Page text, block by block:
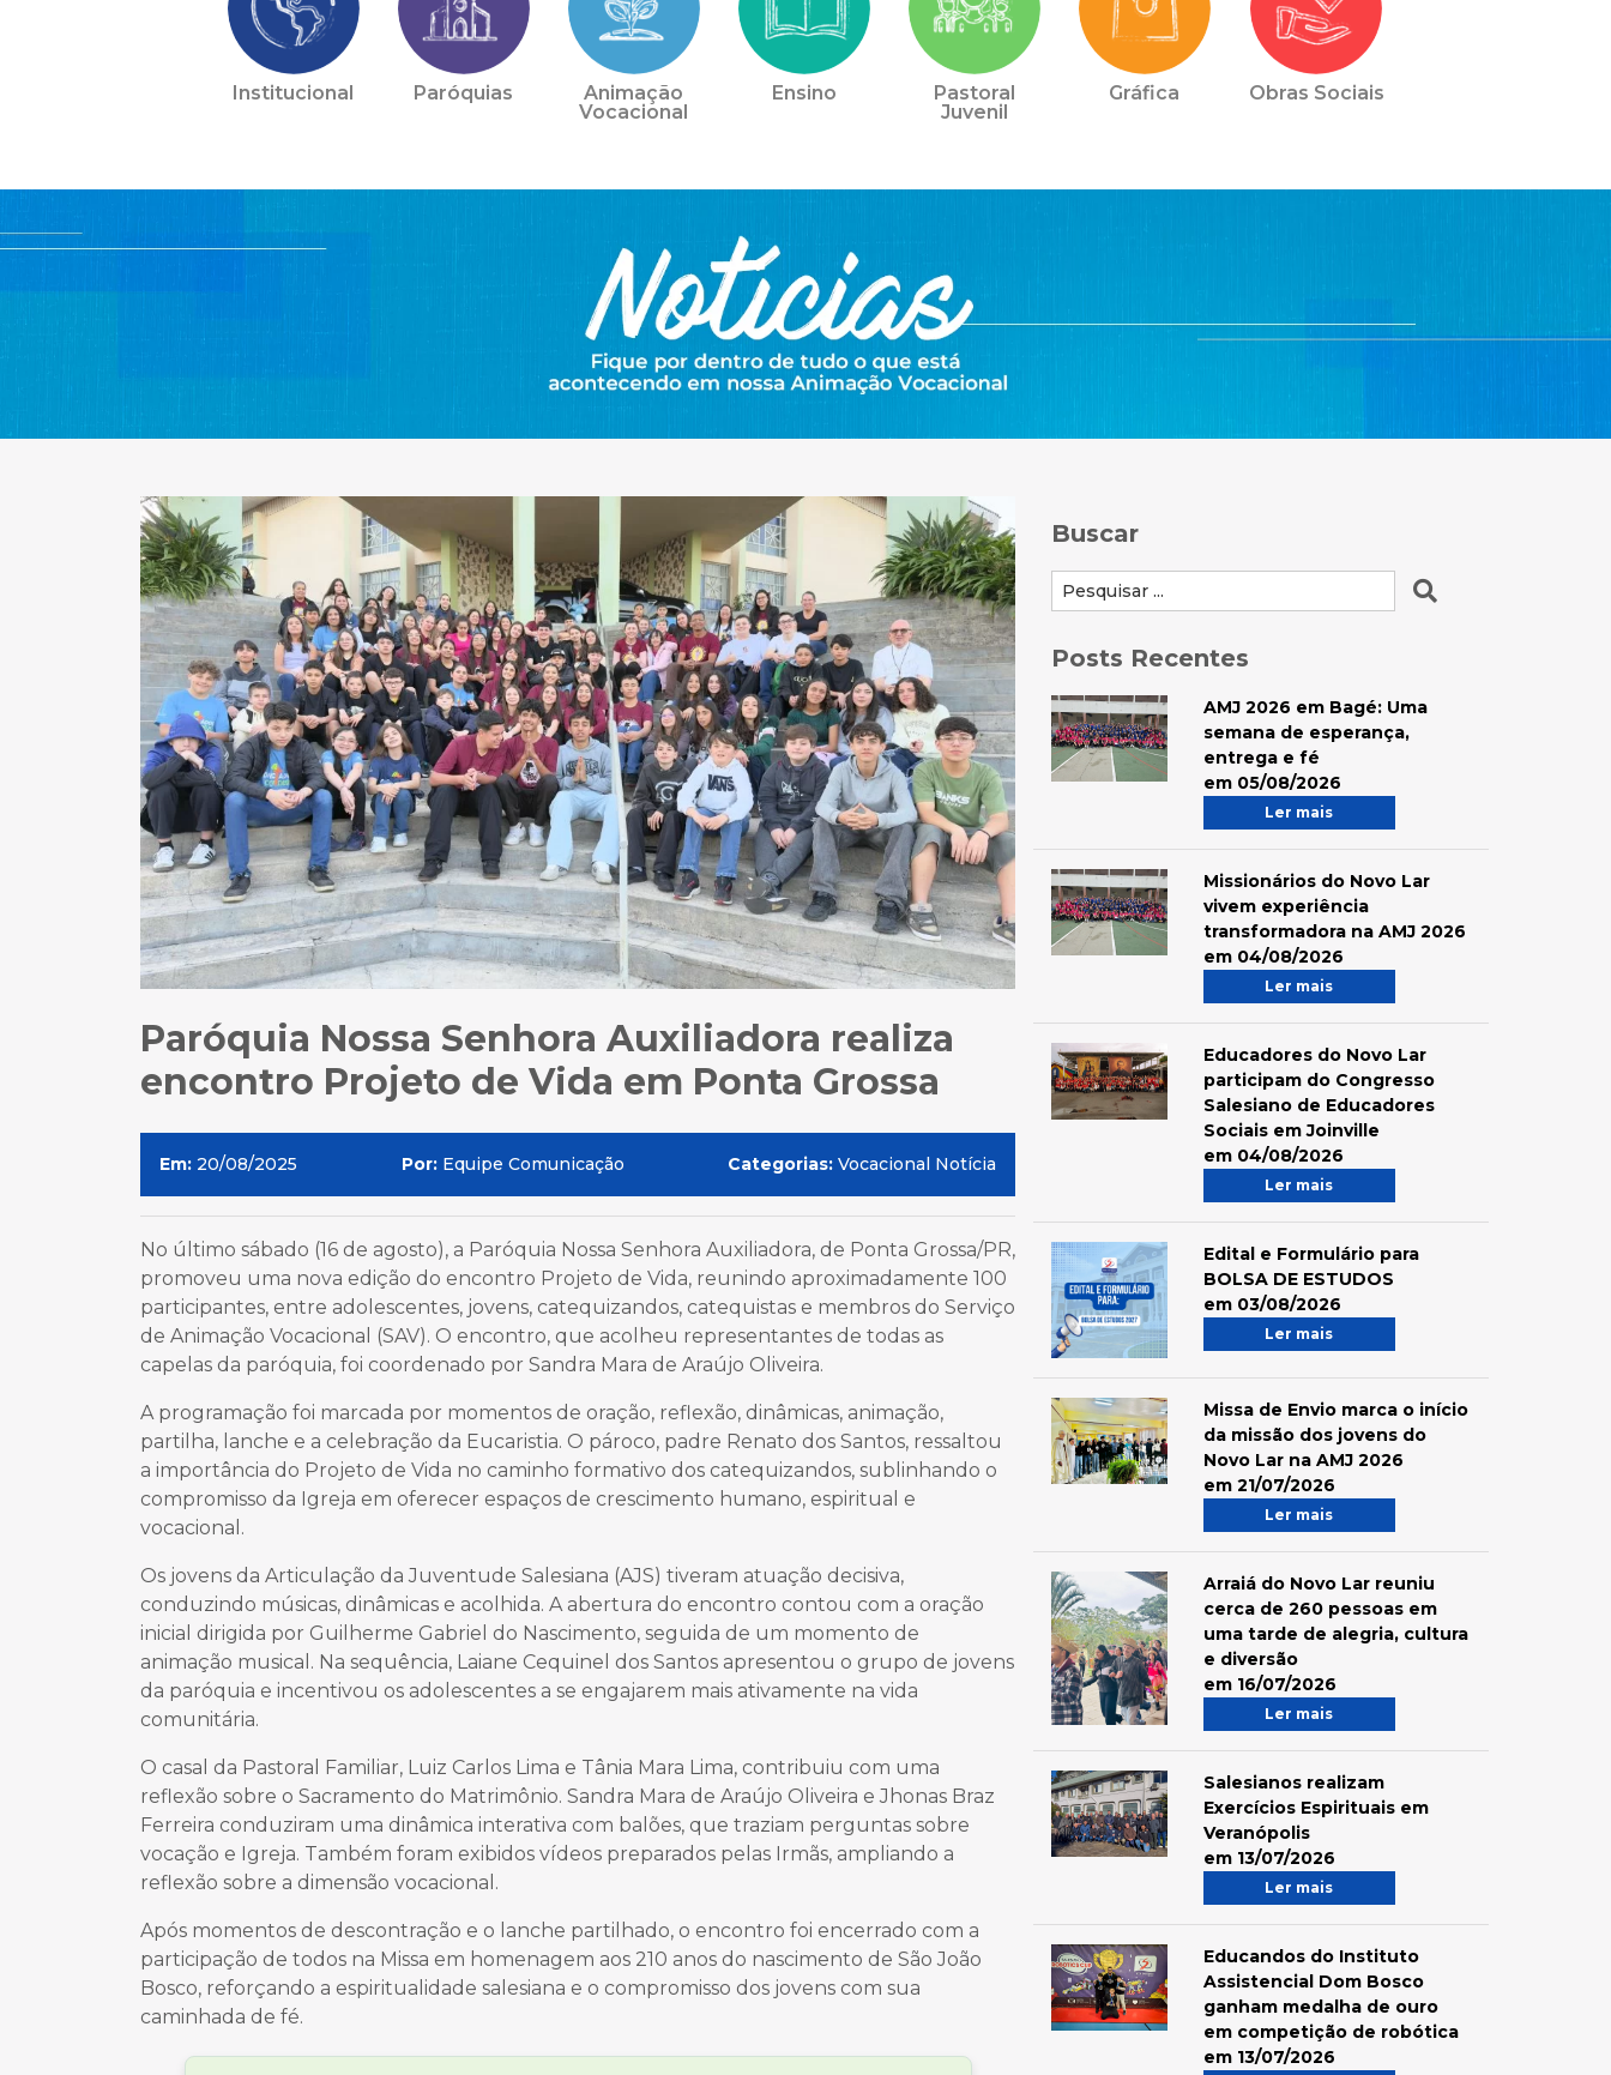
Institucional Paróquias
Animação
Vocacional
Ensino
Pastoral
Juvenil
Gráfica Obras Sociais
Paróquia Nossa Senhora Auxiliadora realiza
encontro Projeto de Vida em Ponta Grossa
Em: 20/08/2025 Por: Equipe Comunicação Categorias: Vocacional Notícia
No último sábado (16 de agosto), a Paróquia Nossa Senhora Auxiliadora, de Ponta Grossa/PR,
promoveu uma nova edição do encontro Projeto de Vida, reunindo aproximadamente 100
participantes, entre adolescentes, jovens, catequizandos, catequistas e membros do Serviço
de Animação Vocacional (SAV). O encontro, que acolheu representantes de todas as
capelas da paróquia, foi coordenado por Sandra Mara de Araújo Oliveira.
A programação foi marcada por momentos de oração, reflexão, dinâmicas, animação,
partilha, lanche e a celebração da Eucaristia. O pároco, padre Renato dos Santos, ressaltou
a importância do Projeto de Vida no caminho formativo dos catequizandos, sublinhando o
compromisso da Igreja em oferecer espaços de crescimento humano, espiritual e
vocacional.
Os jovens da Articulação da Juventude Salesiana (AJS) tiveram atuação decisiva,
conduzindo músicas, dinâmicas e acolhida. A abertura do encontro contou com a oração
inicial dirigida por Guilherme Gabriel do Nascimento, seguida de um momento de
animação musical. Na sequência, Laiane Cequinel dos Santos apresentou o grupo de jovens
da paróquia e incentivou os adolescentes a se engajarem mais ativamente na vida
comunitária.
O casal da Pastoral Familiar, Luiz Carlos Lima e Tânia Mara Lima, contribuiu com uma
reflexão sobre o Sacramento do Matrimônio. Sandra Mara de Araújo Oliveira e Jhonas Braz
Ferreira conduziram uma dinâmica interativa com balões, que traziam perguntas sobre
vocação e Igreja. Também foram exibidos vídeos preparados pelas Irmãs, ampliando a
reflexão sobre a dimensão vocacional.
Após momentos de descontração e o lanche partilhado, o encontro foi encerrado com a
participação de todos na Missa em homenagem aos 210 anos do nascimento de São João
Bosco, reforçando a espiritualidade salesiana e o compromisso dos jovens com sua
caminhada de fé.
Buscar
Posts Recentes
AMJ 2026 em Bagé: Uma
semana de esperança,
entrega e fé
em 05/08/2026
Ler mais
Missionários do Novo Lar
vivem experiência
transformadora na AMJ 2026
em 04/08/2026
Ler mais
Educadores do Novo Lar
participam do Congresso
Salesiano de Educadores
Sociais em Joinville
em 04/08/2026
Ler mais
Edital e Formulário para
BOLSA DE ESTUDOS
em 03/08/2026
Ler mais
Missa de Envio marca o início
da missão dos jovens do
Novo Lar na AMJ 2026
em 21/07/2026
Ler mais
Arraiá do Novo Lar reuniu
cerca de 260 pessoas em
uma tarde de alegria, cultura
e diversão
em 16/07/2026
Ler mais
Salesianos realizam
Exercícios Espirituais em
Veranópolis
em 13/07/2026
Ler mais
Educandos do Instituto
Assistencial Dom Bosco
ganham medalha de ouro
em competição de robótica
em 13/07/2026